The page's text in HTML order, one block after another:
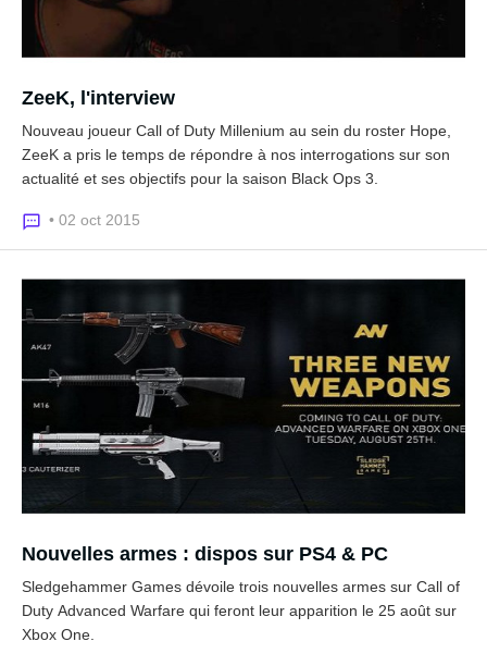
ZeeK, l'interview
Nouveau joueur Call of Duty Millenium au sein du roster Hope,
ZeeK a pris le temps de répondre à nos interrogations sur son
actualité et ses objectifs pour la saison Black Ops 3.
• 02 oct 2015
Nouvelles armes : dispos sur PS4 & PC
Sledgehammer Games dévoile trois nouvelles armes sur Call of
Duty Advanced Warfare qui feront leur apparition le 25 août sur
Xbox One.